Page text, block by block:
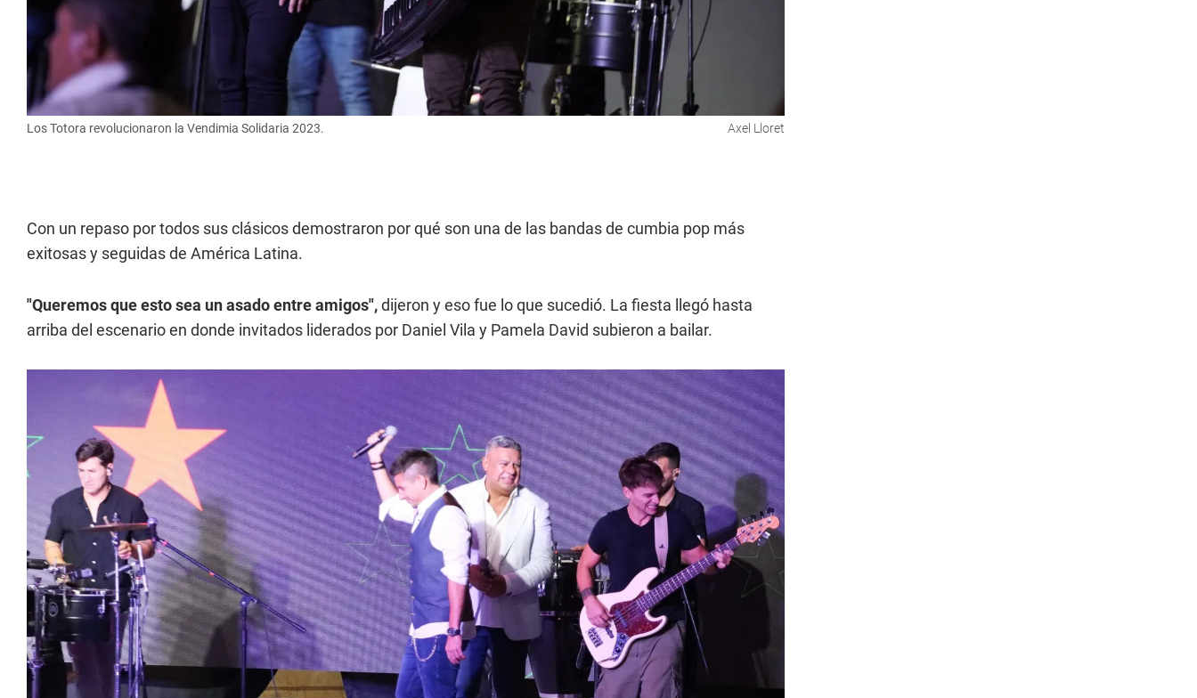
Los Totora revolucionaron la Vendimia Solidaria 2023. Axel Lloret
Con un repaso por todos sus clásicos demostraron por qué son una de las bandas de cumbia pop más
exitosas y seguidas de América Latina.
"Queremos que esto sea un asado entre amigos",dijeron y eso fue lo que sucedió. La fiesta llegó hasta
arriba del escenario en donde invitados liderados por Daniel Vila y Pamela David subieron a bailar.